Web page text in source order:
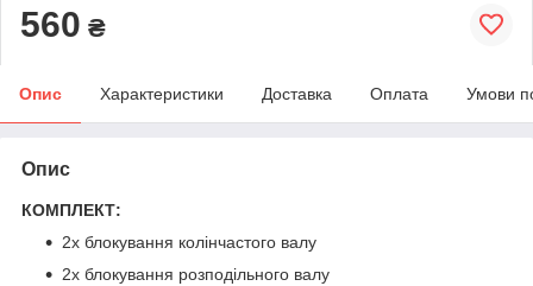
560 ₴
Опис Характеристики Доставка Оплата Умови
Опис
КОМПЛЕКТ:
2x блокування колінчастого валу
2x блокування розподільного валу